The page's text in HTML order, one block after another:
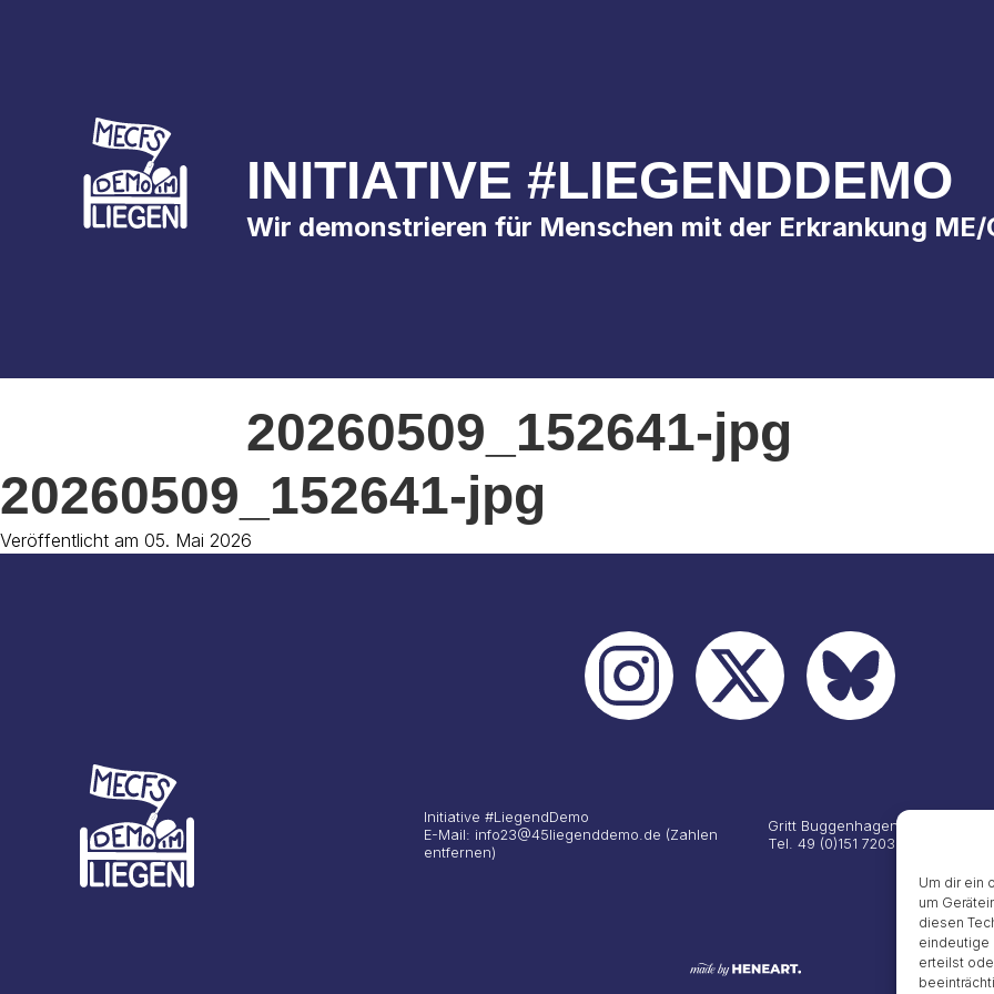
Um dir ein
um
diesen
eindeutige
erteilst
INITIATIVE #LIEGENDDEMO
Wir demonstrieren für Menschen mit der Erkrankung ME/
20260509_152641-jpg
20260509_152641-jpg
Veröffentlicht am 05. Mai 2026
Initiative #LiegendDemo
E-Mail: info23@45liegenddemo.de (Zahlen
entfernen)
Gritt Buggenhagen
Tel. 49 (0)151 72038889